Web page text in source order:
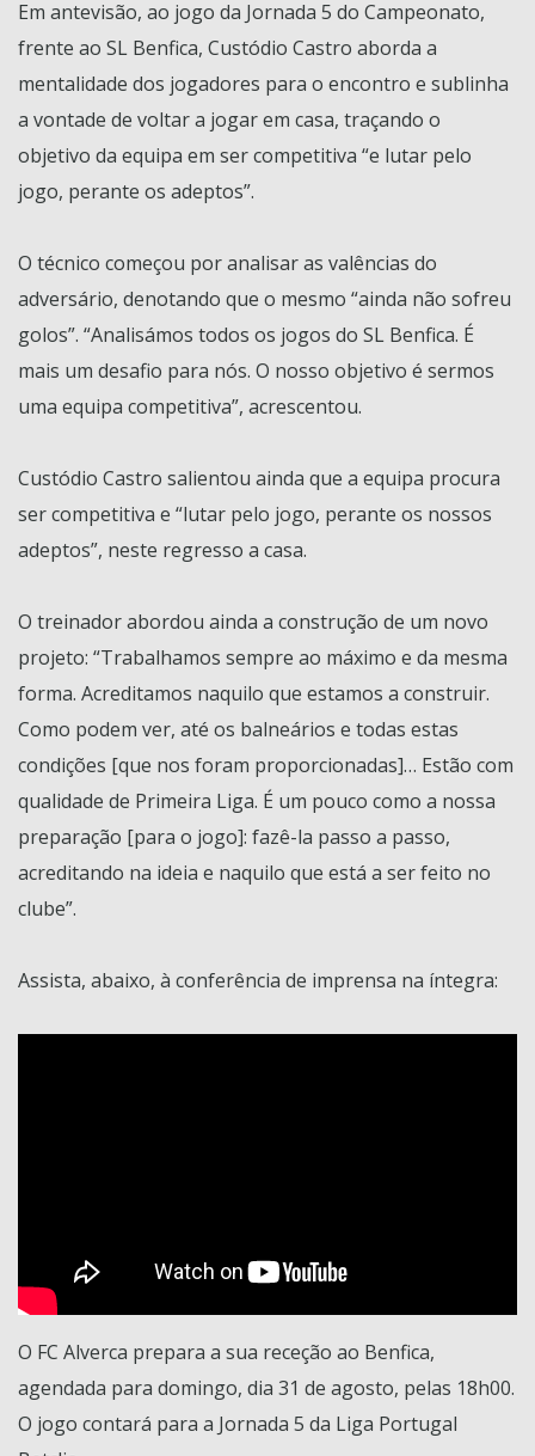
Em antevisão, ao jogo da Jornada 5 do Campeonato,
frente ao SL Benfica, Custódio Castro aborda a
mentalidade dos jogadores para o encontro e sublinha
a vontade de voltar a jogar em casa, traçando o
objetivo da equipa em ser competitiva “e lutar pelo
jogo, perante os adeptos”.
O técnico começou por analisar as valências do
adversário, denotando que o mesmo “ainda não sofreu
golos”. “Analisámos todos os jogos do SL Benfica. É
mais um desafio para nós. O nosso objetivo é sermos
uma equipa competitiva”, acrescentou.
Custódio Castro salientou ainda que a equipa procura
ser competitiva e “lutar pelo jogo, perante os nossos
adeptos”, neste regresso a casa.
O treinador abordou ainda a construção de um novo
projeto: “Trabalhamos sempre ao máximo e da mesma
forma. Acreditamos naquilo que estamos a construir.
Como podem ver, até os balneários e todas estas
condições [que nos foram proporcionadas]… Estão com
qualidade de Primeira Liga. É um pouco como a nossa
preparação [para o jogo]: fazê-la passo a passo,
acreditando na ideia e naquilo que está a ser feito no
clube”.
Assista, abaixo, à conferência de imprensa na íntegra:
O FC Alverca prepara a sua receção ao Benfica,
agendada para domingo, dia 31 de agosto, pelas 18h00.
O jogo contará para a Jornada 5 da Liga Portugal